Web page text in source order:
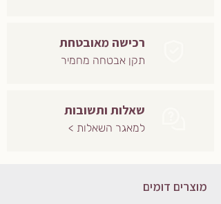
רכישה מאובטחת
תקן אבטחה מחמיר
שאלות ותשובות
למאגר השאלות >
מוצרים דומים